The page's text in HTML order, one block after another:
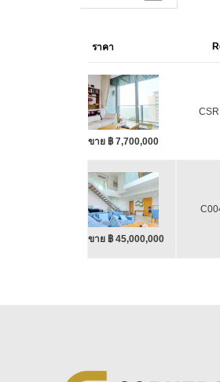
ราคา
ขาย ฿ 7,700,000
ขาย ฿ 45,000,000